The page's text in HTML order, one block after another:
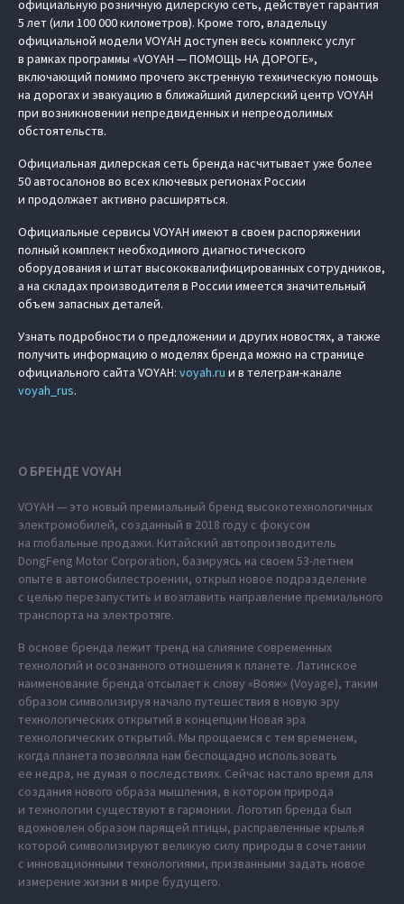
официальную розничную дилерскую сеть, действует гарантия
5 лет (или 100 000 километров). Кроме того, владельцу
официальной модели VOYAH доступен весь комплекс услуг
в рамках программы «VOYAH — ПОМОЩЬ НА ДОРОГЕ»,
включающий помимо прочего экстренную техническую помощь
на дорогах и эвакуацию в ближайший дилерский центр VOYAH
при возникновении непредвиденных и непреодолимых
обстоятельств.
Официальная дилерская сеть бренда насчитывает уже более
50 автосалонов во всех ключевых регионах России
и продолжает активно расширяться.
Официальные сервисы VOYAH имеют в своем распоряжении
полный комплект необходимого диагностического
оборудования и штат высококвалифицированных сотрудников,
а на складах производителя в России имеется значительный
объем запасных деталей.
Узнать подробности о предложении и других новостях, а также
получить информацию о моделях бренда можно на странице
официального сайта VOYAH: voyah.ru и в телеграм-канале
voyah_rus.
О БРЕНДЕ VOYAH
VOYAH — это новый премиальный бренд высокотехнологичных
электромобилей, созданный в 2018 году с фокусом
на глобальные продажи. Китайский автопроизводитель
DongFeng Motor Corporation, базируясь на своем 53-летнем
опыте в автомобилестроении, открыл новое подразделение
с целью перезапустить и возглавить направление премиального
транспорта на электротяге.
В основе бренда лежит тренд на слияние современных
технологий и осознанного отношения к планете. Латинское
наименование бренда отсылает к слову «Вояж» (Voyage), таким
образом символизируя начало путешествия в новую эру
технологических открытий в концепции Новая эра
технологических открытий. Мы прощаемся с тем временем,
когда планета позволяла нам беспощадно использовать
ее недра, не думая о последствиях. Сейчас настало время для
создания нового образа мышления, в котором природа
и технологии существуют в гармонии. Логотип бренда был
вдохновлен образом парящей птицы, расправленные крылья
которой символизируют великую силу природы в сочетании
с инновационными технологиями, призванными задать новое
измерение жизни в мире будущего.